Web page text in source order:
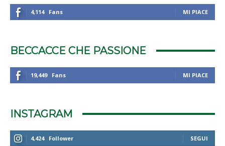
4,114 Fans MI PIACE
BECCACCE CHE PASSIONE
19,449 Fans MI PIACE
INSTAGRAM
4,424 Follower SEGUI